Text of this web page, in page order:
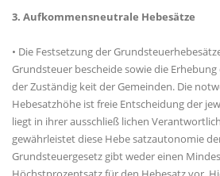
3. Aufkommensneutrale Hebesätze
• Die Festsetzung der
Grundsteuer bescheide sowie die
der Zuständig keit der Gemeinden. Die
Hebesatzhöhe ist freie Entscheidung der
liegt in ihrer ausschließ lichen
gewährleistet diese Hebe satzautonomie
Grundsteuergesetz gibt weder einen